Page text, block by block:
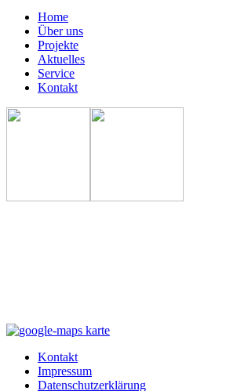
Home
Über uns
Projekte
Aktuelles
Service
Kontakt
Kontakt
Impressum
Datenschutzerklärung